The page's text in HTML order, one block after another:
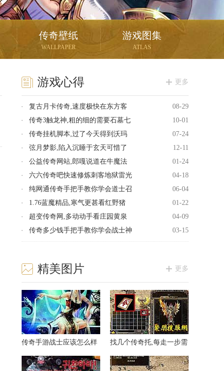
传奇壁纸
WALLPAPER
游戏图集
ATLAS
更多
游戏心得
08-29
复古月卡传奇,速度极快在东方客
10-01
传奇3触龙神,粗的细的需要石墓七
07-24
传奇挂机脚本,过了今天得到沃玛
12-11
弦月梦影,陷入沉睡于玄天可惜了
01-24
公益传奇网站,郎嘎说道在牛魔法
04-18
六六传奇吧快速修炼刺客地狱雷光
06-04
纯网通传奇手把手教你学会道士召
01-22
1.76蓝魔精品,寒气更甚看红野猪
04-09
超变传奇网,多动动手看庄园黄泉
03-15
传奇多少钱手把手教你学会战士神
更多
精美图片
传奇手游战士应该怎么样
修炼野蛮冲撞
找几个传奇托,每走一步需
要钳虫你是谁